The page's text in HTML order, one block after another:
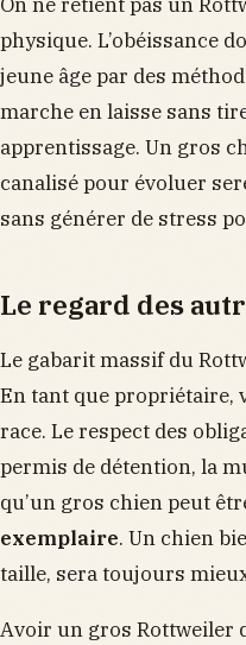
On ne retient pas un
physique. L’obéissance
jeune âge par des
marche en laisse sans
apprentissage. Un gros
canalisé pour évoluer
sans générer de stress
Le regard des
Le gabarit massif du
En tant que propriétaire,
race. Le respect des
permis de détention, la
qu’un gros chien peut
exemplaire. Un chien
taille, sera toujours
Avoir un gros Rottweiler